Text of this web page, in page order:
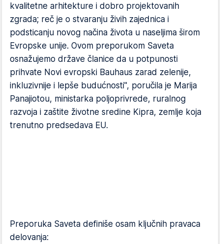
kvalitetne arhitekture i dobro projektovanih
zgrada; reč je o stvaranju živih zajednica i
podsticanju novog načina života u naseljima širom
Evropske unije. Ovom preporukom Saveta
osnažujemo države članice da u potpunosti
prihvate Novi evropski Bauhaus zarad zelenije,
inkluzivnije i lepše budućnosti", poručila je Marija
Panajiotou, ministarka poljoprivrede, ruralnog
razvoja i zaštite životne sredine Kipra, zemlje koja
trenutno predsedava EU.
Preporuka Saveta definiše osam ključnih pravaca
delovanja: